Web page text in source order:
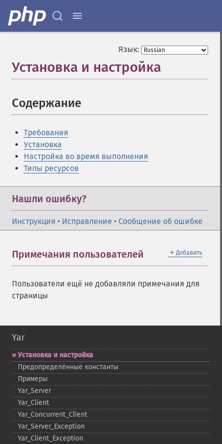
Язык:
Установка и настройка
Содержание
Требования
Установка
Настройка во время выполнения
Типы ресурсов
Нашли ошибку?
Инструкция • Исправление • Сообщение об ошибке
＋ Добавить
Примечания пользователей
Пользователи ещё не добавляли примечания для
страницы
Yar
Установка и настройка
Предопределённые константы
Примеры
Yar_​Server
Yar_​Client
Yar_​Concurrent_​Client
Yar_​Server_​Exception
Yar_​Client_​Exception